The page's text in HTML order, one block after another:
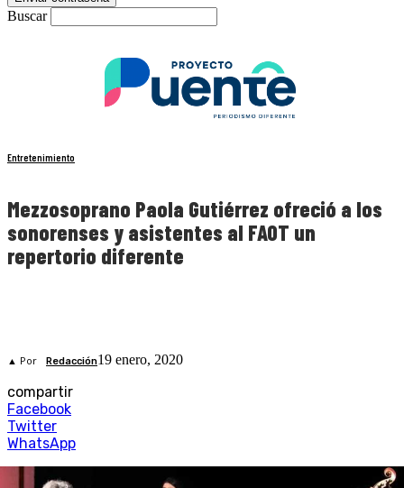
Buscar
Entretenimiento
Mezzosoprano Paola Gutiérrez ofreció a los
sonorenses y asistentes al FAOT un
repertorio diferente
▲ Por Redacción19 enero, 2020
compartir
Facebook
Twitter
WhatsApp